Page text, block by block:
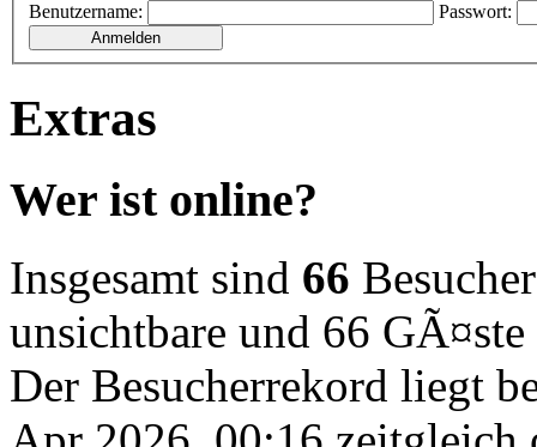
Benutzername: Passwort:
Extras
Wer ist online?
Insgesamt sind 66
unsichtbare und 66 GÃ¤ste
Der Besucherrekord liegt